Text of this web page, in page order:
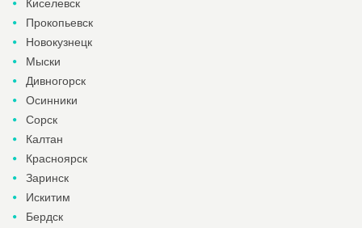
Киселевск
Прокопьевск
Новокузнецк
Мыски
Дивногорск
Осинники
Сорск
Калтан
Красноярск
Заринск
Искитим
Бердск